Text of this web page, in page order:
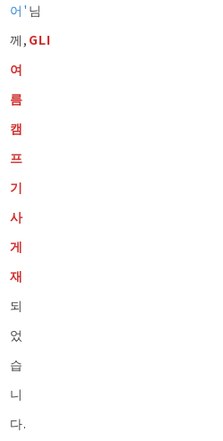
어' 님
께, GLI
여
름
캠
프
기
사
게
재
되
었
습
니
다.